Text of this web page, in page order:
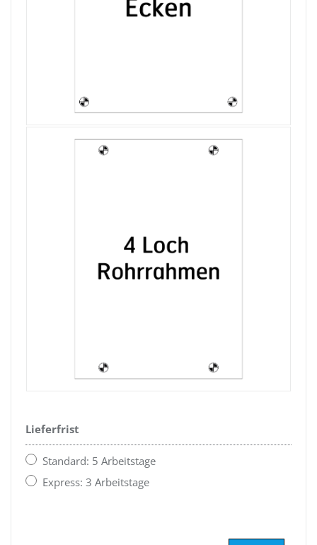
Lieferfrist
Standard: 5 Arbeitstage
Express: 3 Arbeitstage